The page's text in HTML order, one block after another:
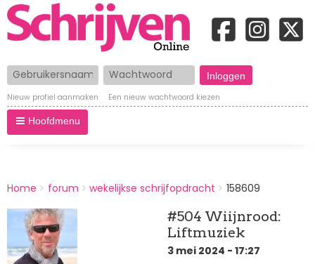
Gebruikersnaam Wachtwoord
Nieuw profiel aanmaken Een nieuw wachtwoord kiezen
Hoofdmenu
BREADCRUMBS
You
here:
Home forum wekelijkse schrijfopdracht 158609
#504 Wiijnrood:
Liftmuziek
3 mei 2024 - 17:27